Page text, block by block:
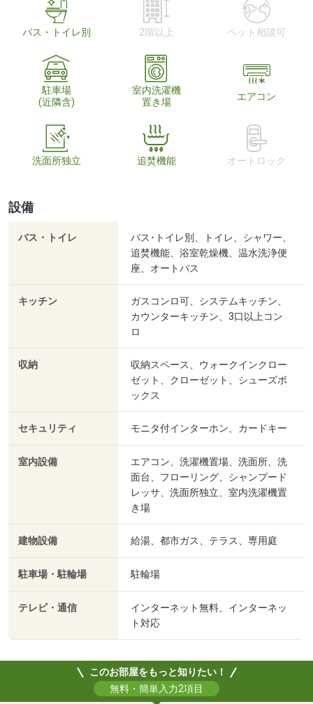
バス・トイレ別 2階以上 ペット相談可
駐車場
(近隣含)
室内洗濯機
置き場
エアコン
洗面所独立 追焚機能 オートロック
設備
バス・トイレ
バス･トイレ別、トイレ、シャワー、
追焚機能、浴室乾燥機、温水洗浄便
座、オートバス
キッチン
ガスコンロ可、システムキッチン、
カウンターキッチン、3口以上コン
ロ
収納
収納スペース、ウォークインクロー
ゼット、クローゼット、シューズボ
ックス
セキュリティ モニタ付インターホン、カードキー
室内設備
エアコン、洗濯機置場、洗面所、洗
面台、フローリング、シャンプード
レッサ、洗面所独立、室内洗濯機置
き場
建物設備 給湯、都市ガス、テラス、専用庭
駐車場・駐輪場 駐輪場
テレビ・通信
インターネット無料、インターネッ
ト対応
このお部屋をもっと知りたい！
無料・簡単入力2項目